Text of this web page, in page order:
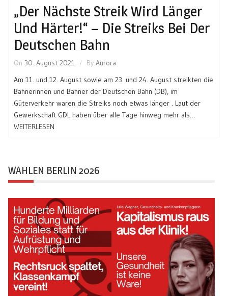
„Der Nächste Streik Wird Länger
Und Härter!“ – Die Streiks Bei Der
Deutschen Bahn
On 30. August 2021 By Aurora
Am 11. und 12. August sowie am 23. und 24. August streikten die
Bahnerinnen und Bahner der Deutschen Bahn (DB), im
Güterverkehr waren die Streiks noch etwas länger . Laut der
Gewerkschaft GDL haben über alle Tage hinweg mehr als…
WEITERLESEN
WAHLEN BERLIN 2026